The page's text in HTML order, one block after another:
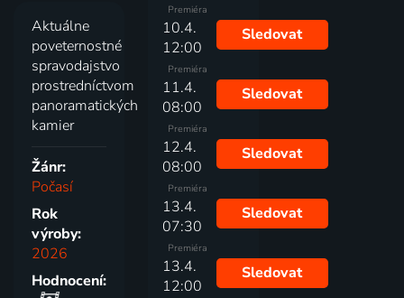
Aktuálne
poveternostné
spravodajstvo
prostredníctvom
panoramatických
kamier
Žánr:
Počasí
Rok
výroby:
2026
Hodnocení:
Premiéra
10.4.
12:00
Premiéra
Sledovat
11.4.
08:00
Premiéra
Sledovat
12.4.
08:00
Premiéra
Sledovat
13.4.
07:30
Premiéra
Sledovat
13.4.
12:00
Sledovat